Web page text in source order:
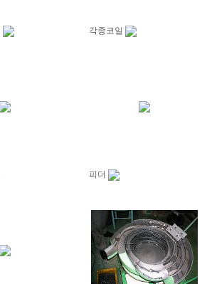
각종코일
피더